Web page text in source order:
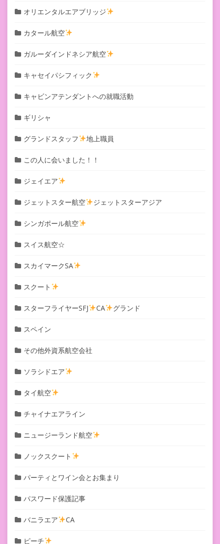
オリエンタルエアブリッジ
カタール航空
ガルーダインドネシア航空
キャセイパシフィック
キャビンアテンダントへの就職活動
ギリシャ
グランドスタッフ 地上職員
この人に会いました！！
ジェイエア
ジェットスター航空 ジェットスターアジア
シンガポール航空
スイス航空☆
スカイマークSA
スクート
スターフライヤーSFJ CA グランド
スペイン
その他外資系航空会社
ソラシドエア
タイ航空
チャイナエアライン
ニュージーランド航空
ノックスクート
パーティとワイン会とお集まり
パスワード保護記事
バニラエア CA
ピーチ